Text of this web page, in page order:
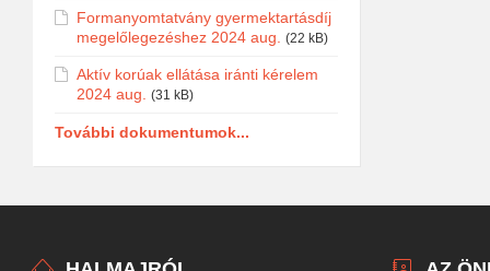
Formanyomtatvány gyermektartásdíj
megelőlegezéshez 2024 aug. (22 kB)
Aktív korúak ellátása iránti kérelem
2024 aug. (31 kB)
További dokumentumok...